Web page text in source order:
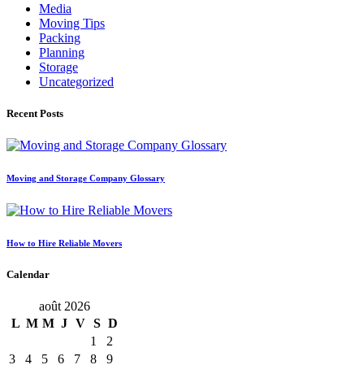
Media
Moving Tips
Packing
Planning
Storage
Uncategorized
Recent Posts
Moving and Storage Company Glossary
How to Hire Reliable Movers
Calendar
août 2026
L M M J V S D
1
2
3
4 5 6 7 8 9